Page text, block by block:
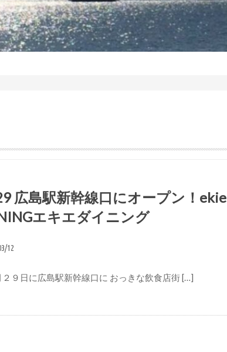
広島駅新幹線口にオープン！ekie
エキエダイニング
12
２９日に広島駅新幹線口に おっきな飲食店街 […]